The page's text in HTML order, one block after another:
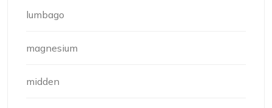
lumbago
magnesium
midden